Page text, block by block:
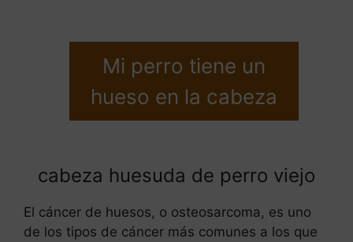
Mi perro tiene un
hueso en la cabeza
cabeza huesuda de perro viejo
El cáncer de huesos, o osteosarcoma, es uno
de los tipos de cáncer más comunes a los que